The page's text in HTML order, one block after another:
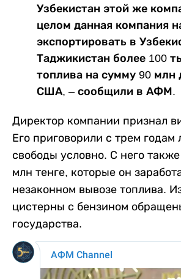
Узбекистан этой же
целом данная компания
экспортировать в
Таджикистан более 100
топлива на сумму 90 млн
США, – сообщили в АФМ.
Директор компании признал
Его приговорили с трем годам
свободы условно. С него
млн тенге, которые он
незаконном вывозе топлива.
цистерны с бензином
государства.